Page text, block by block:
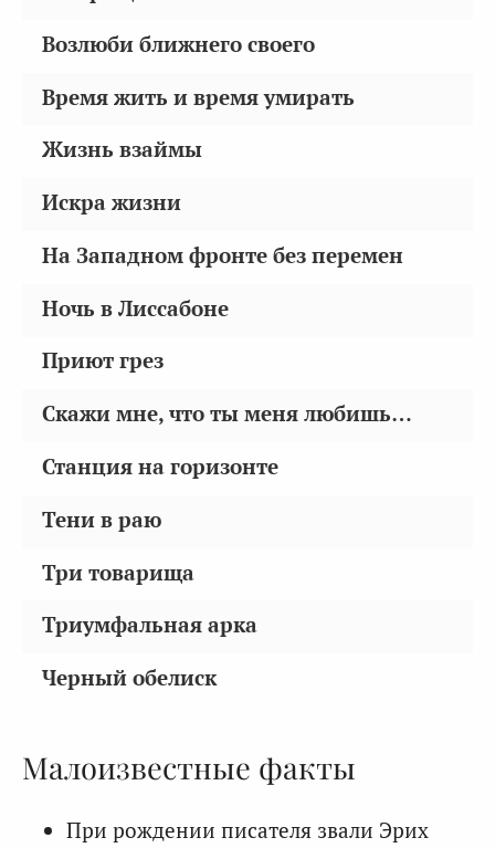
Возлюби ближнего своего
Время жить и время умирать
Жизнь взаймы
Искра жизни
На Западном фронте без перемен
Ночь в Лиссабоне
Приют грез
Скажи мне, что ты меня любишь…
Станция на горизонте
Тени в раю
Три товарища
Триумфальная арка
Черный обелиск
Малоизвестные факты
При рождении писателя звали Эрих